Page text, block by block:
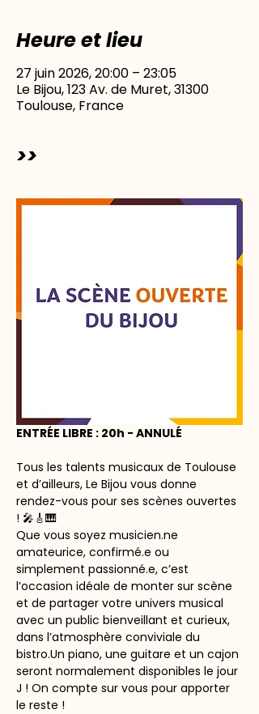
Heure et lieu
27 juin 2026, 20:00 – 23:05
Le Bijou, 123 Av. de Muret, 31300
Toulouse, France
>>
ENTRÉE LIBRE : 20h - ANNULÉ
Tous les talents musicaux de Toulouse
et d’ailleurs, Le Bijou vous donne
rendez-vous pour ses scènes ouvertes
! 🎤🎸🎹
Que vous soyez musicien.ne
amateurice, confirmé.e ou
simplement passionné.e, c’est
l’occasion idéale de monter sur scène
et de partager votre univers musical
avec un public bienveillant et curieux,
dans l’atmosphère conviviale du
bistro.Un piano, une guitare et un cajon
seront normalement disponibles le jour
J ! On compte sur vous pour apporter
le reste !